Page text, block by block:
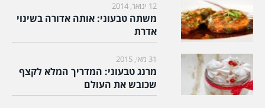
12 ינואר, 2014
משתה טבעוני: אותה אדורה בשינוי
אדרת
31 מאי, 2015
מרנג טבעוני: המדריך המלא לקצף
שכובש את העולם